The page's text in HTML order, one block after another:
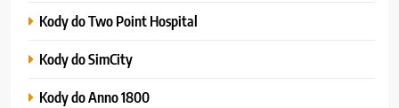
Kody do Two Point Hospital
Kody do SimCity
Kody do Anno 1800